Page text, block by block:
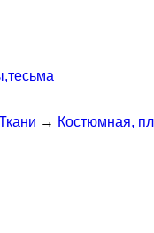
→ Костюмная,